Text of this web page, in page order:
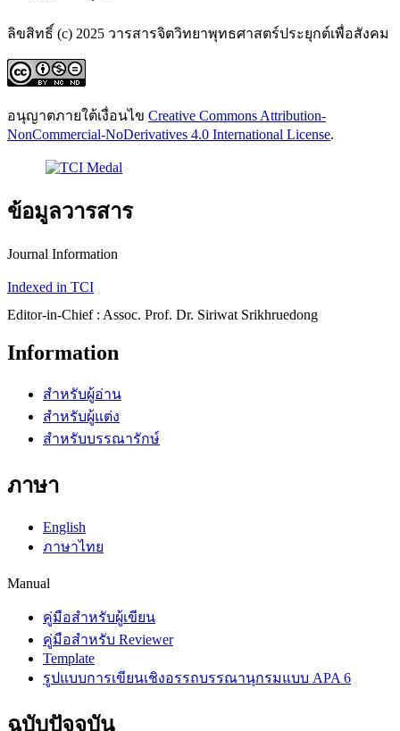
ลิขสิทธิ์ (c) 2025 วารสารจิตวิทยาพุทธศาสตร์ประยุกต์เพื่อสังคม
อนุญาตภายใต้เงื่อนไข Creative Commons Attribution-
NonCommercial-NoDerivatives 4.0 International License.
ข้อมูลวารสาร
Journal Information
Indexed in TCI
Editor-in-Chief : Assoc. Prof. Dr. Siriwat Srikhruedong
Information
สำหรับผู้อ่าน
สำหรับผู้แต่ง
สำหรับบรรณารักษ์
ภาษา
English
ภาษาไทย
Manual
คู่มือสำหรับผู้เขียน
คู่มือสำหรับ Reviewer
Template
รูปแบบการเขียนเชิงอรรถบรรณานุกรมแบบ APA 6
ฉบับปัจจุบัน